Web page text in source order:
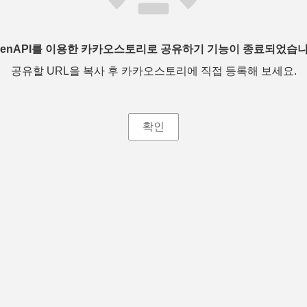
를 이용한 카카오스토리로 공유하기 기능이 종료되었습
공유할 URL을 복사 후 카카오스토리에 직접 등록해 보세요.
확인